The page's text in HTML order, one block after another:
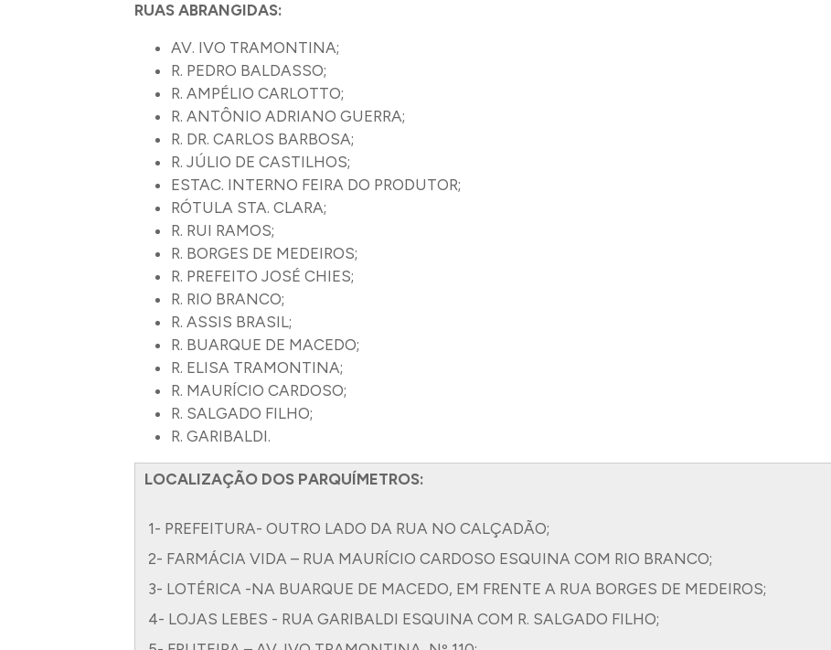
RUAS ABRANGIDAS:
AV. IVO TRAMONTINA;
R. PEDRO BALDASSO;
R. AMPÉLIO CARLOTTO;
R. ANTÔNIO ADRIANO GUERRA;
R. DR. CARLOS BARBOSA;
R. JÚLIO DE CASTILHOS;
ESTAC. INTERNO FEIRA DO PRODUTOR;
RÓTULA STA. CLARA;
R. RUI RAMOS;
R. BORGES DE MEDEIROS;
R. PREFEITO JOSÉ CHIES;
R. RIO BRANCO;
R. ASSIS BRASIL;
R. BUARQUE DE MACEDO;
R. ELISA TRAMONTINA;
R. MAURÍCIO CARDOSO;
R. SALGADO FILHO;
R. GARIBALDI.
LOCALIZAÇÃO DOS PARQUÍMETROS:
1- PREFEITURA- OUTRO LADO DA RUA NO CALÇADÃO;
2- FARMÁCIA VIDA – RUA MAURÍCIO CARDOSO ESQUINA COM RIO BRANCO;
3- LOTÉRICA -NA BUARQUE DE MACEDO, EM FRENTE A RUA BORGES DE MEDEIROS;
4- LOJAS LEBES - RUA GARIBALDI ESQUINA COM R. SALGADO FILHO;